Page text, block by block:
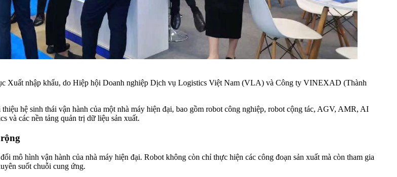
Xuất nhập khẩu, do Hiệp hội Doanh nghiệp Dịch vụ Logistics Việt Nam (VLA) và Công ty VINEXAD (Thành
hệ sinh thái vận hành của một nhà máy hiện đại, bao gồm robot công nghiệp, robot cộng tác, AGV, AMR, AI
và các nền tảng quản trị dữ liệu sản xuất.
mô hình vận hành của nhà máy hiện đại. Robot không còn chỉ thực hiện các công đoạn sản xuất mà còn tham gia
suốt chuỗi cung ứng.